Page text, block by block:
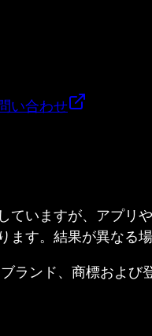
い合わせ
いますが、アプ
す。結果が異なる
ンド、商標および